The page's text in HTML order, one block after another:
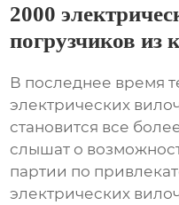
2000
погрузчиков из
В последнее время
электрических
становится все
слышат о
партии по
электрических